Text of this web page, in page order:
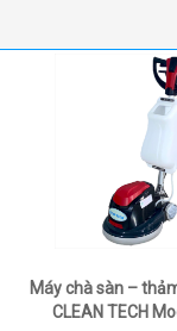
Máy chà sàn –
CLEAN TECH